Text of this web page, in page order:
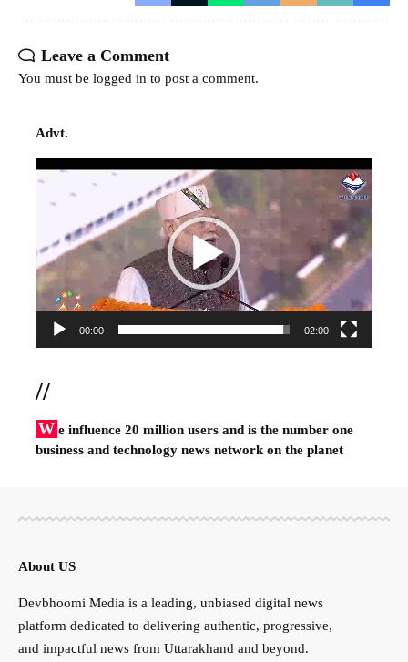
Leave a Comment
You must be logged in to post a comment.
Advt.
Video
00:00 02:00
//
W e influence 20 million users and is the number one
business and technology news network on the planet
About US
Devbhoomi Media is a leading, unbiased digital news
platform dedicated to delivering authentic, progressive,
and impactful news from Uttarakhand and beyond.